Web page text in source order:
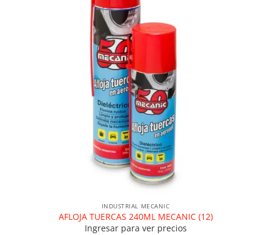
INDUSTRIAL MECANIC
AFLOJA TUERCAS 240ML MECANIC (12)
Ingresar para ver precios